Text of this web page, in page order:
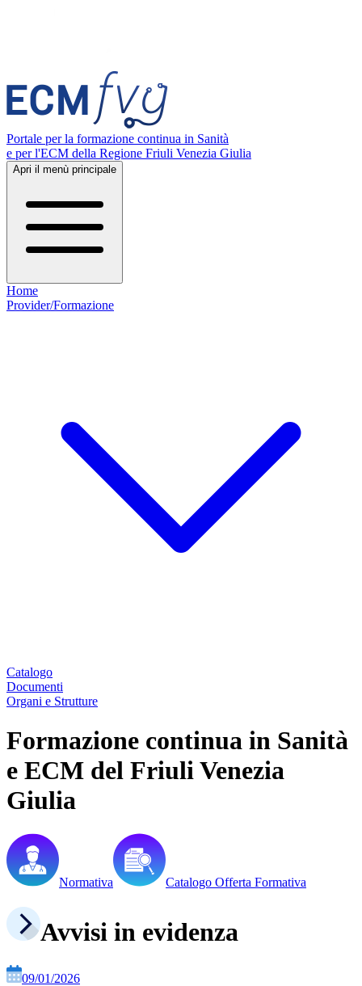
Portale per la formazione continua in Sanità
e per l'ECM della Regione Friuli Venezia Giulia
Apri il menù principale
Home
Provider/Formazione
Catalogo
Documenti
Organi e Strutture
Formazione continua in Sanità
e ECM del Friuli Venezia
Giulia
Normativa Catalogo Offerta Formativa
Avvisi in evidenza
09/01/2026